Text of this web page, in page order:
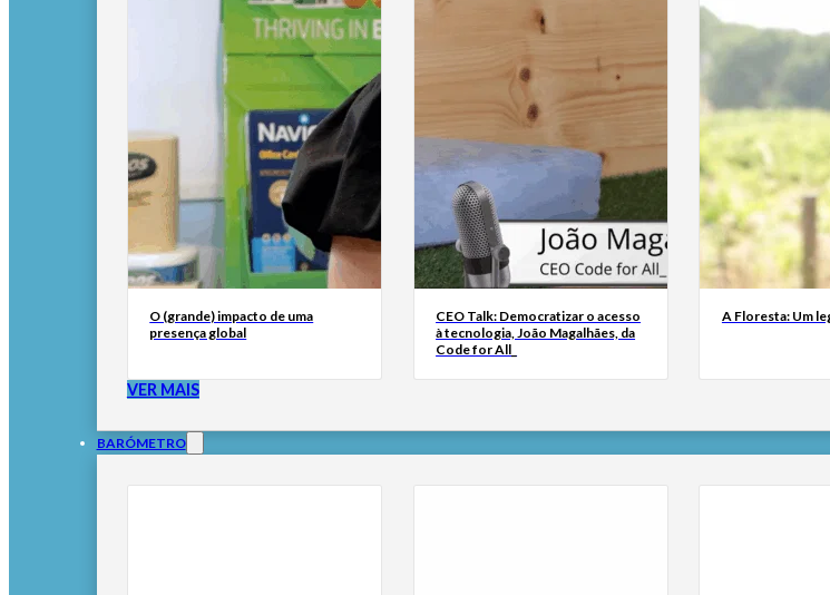
O (grande) impacto de uma
presença global
CEO Talk: Democratizar o acesso
à tecnologia, João Magalhães, da
Code for All_
A Floresta: Um
VER MAIS
BARÓMETRO